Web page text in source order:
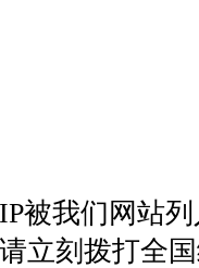
被我们网站
立刻拨打全